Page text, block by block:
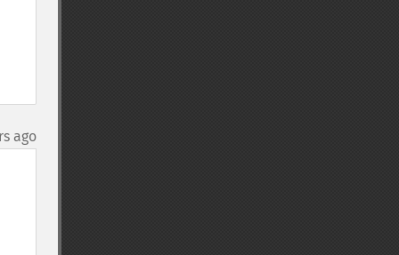
ago